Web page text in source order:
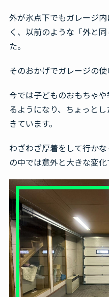
外が氷点下でもガレージ
く、以前のような「外と
た。
そのおかげでガレージの使
今では子どものおもちゃ
るようになり、ちょっと
きています。
わざわざ厚着をして行か
の中では意外と大きな変化